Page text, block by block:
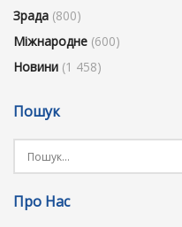
Зрада (800)
Міжнародне (600)
Новини (1 458)
Пошук
Про Нас